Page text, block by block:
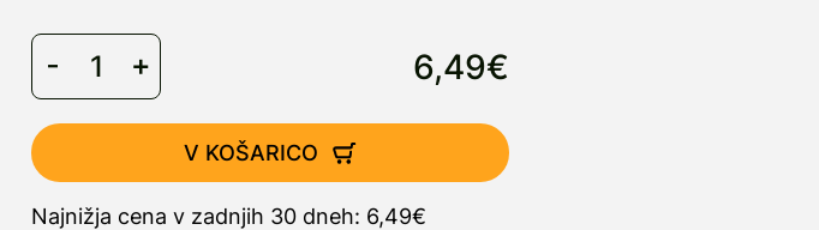
6,49€
V KOŠARICO
Najnižja cena v zadnjih 30 dneh: 6,49€